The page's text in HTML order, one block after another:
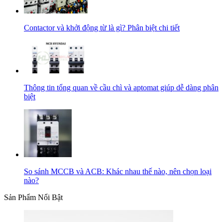
Contactor và khởi động từ là gì? Phân biệt chi tiết
Thông tin tổng quan về cầu chì và aptomat giúp dễ dàng phân
biệt
So sánh MCCB và ACB: Khác nhau thế nào, nên chọn loại
nào?
Sản Phẩm Nổi Bật